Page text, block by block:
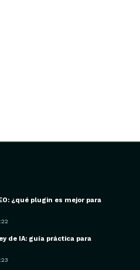
¿qué plugin es mejor para
de IA: guía práctica para